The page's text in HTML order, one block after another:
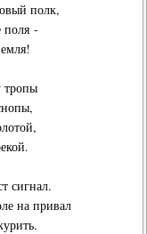
полк,
поля -
тропы
сигнал.
на привал